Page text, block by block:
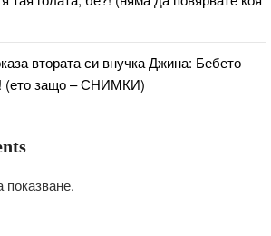
втората си внучка Джина: Бебето
(ето защо – СНИМКИ)